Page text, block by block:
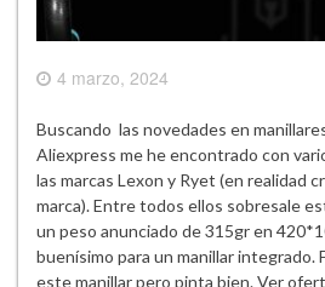
4 marzo, 2024
Buscando las novedades en
Aliexpress me he encontrado con
las marcas Lexon y Ryet (en realidad
marca). Entre todos ellos sobresale
un peso anunciado de 315gr en
buenísimo para un manillar integrado.
este manillar pero pinta bien. Ver